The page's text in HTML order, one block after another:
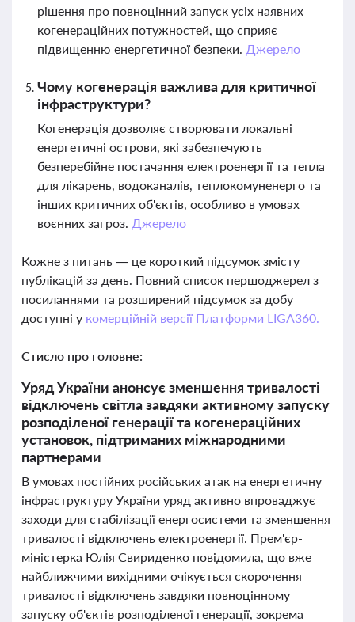
рішення про повноцінний запуск усіх наявних
когенераційних потужностей, що сприяє
підвищенню енергетичної безпеки. Джерело
Чому когенерація важлива для критичної
інфраструктури?
Когенерація дозволяє створювати локальні
енергетичні острови, які забезпечують
безперебійне постачання електроенергії та тепла
для лікарень, водоканалів, теплокомуненерго та
інших критичних об'єктів, особливо в умовах
воєнних загроз. Джерело
Кожне з питань — це короткий підсумок змісту
публікацій за день. Повний список першоджерел з
посиланнями та розширений підсумок за добу
доступні у комерційній версії Платформи LIGA360.
Стисло про головне:
Уряд України анонсує зменшення тривалості
відключень світла завдяки активному запуску
розподіленої генерації та когенераційних
установок, підтриманих міжнародними
партнерами
В умовах постійних російських атак на енергетичну
інфраструктуру України уряд активно впроваджує
заходи для стабілізації енергосистеми та зменшення
тривалості відключень електроенергії. Прем'єр-
міністерка Юлія Свириденко повідомила, що вже
найближчими вихідними очікується скорочення
тривалості відключень завдяки повноцінному
запуску об'єктів розподіленої генерації, зокрема